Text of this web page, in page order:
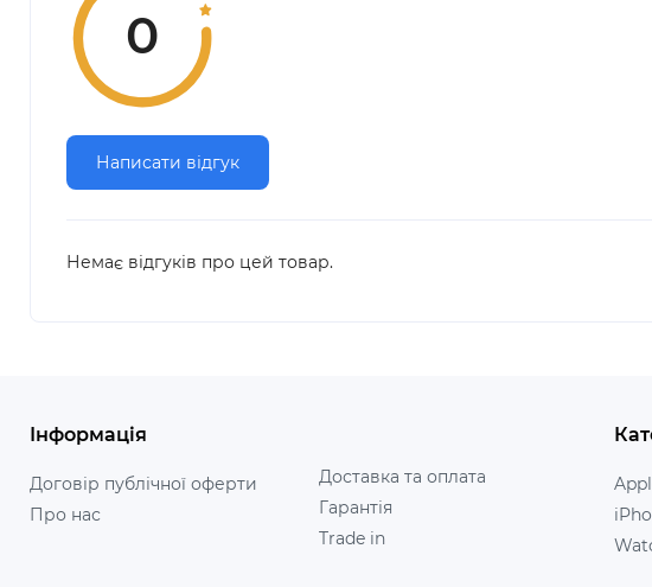
0
Написати відгук
Немає відгуків про цей товар.
Інформація
Договір публічної оферти
Про нас
Доставка та оплата
Гарантія
Trade in